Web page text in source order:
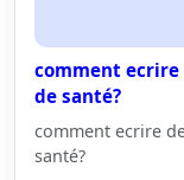
comment
de santé?
comment ecrire
santé?